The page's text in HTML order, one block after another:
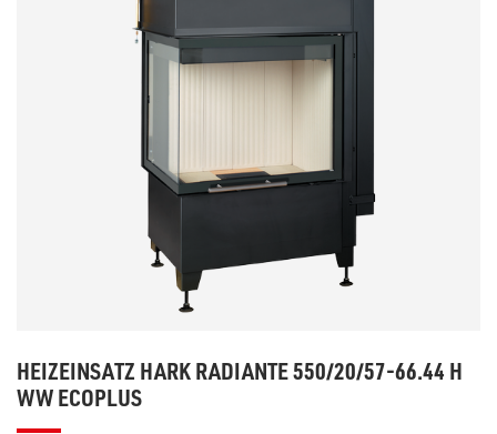
HEIZEINSATZ HARK RADIANTE 550/20/57-66.44 H
WW ECOPLUS